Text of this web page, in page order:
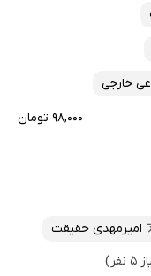
ترین‌هاخارجی
۹۸,۰۰۰ تومان
امیرمهدی حقیقت